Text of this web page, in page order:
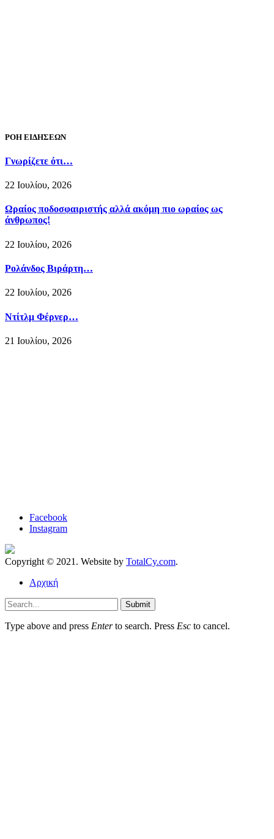
ΡΟΗ ΕΙΔΗΣΕΩΝ
Γνωρίζετε ότι…
22 Ιουλίου, 2026
Ωραίος ποδοσφαιριστής αλλά ακόμη πιο ωραίος ως
άνθρωπος!
22 Ιουλίου, 2026
Ρολάνδος Βιράρτη…
22 Ιουλίου, 2026
Ντίτλμ Φέρνερ…
21 Ιουλίου, 2026
Facebook
Instagram
Copyright © 2021. Website by TotalCy.com.
Αρχική
Submit
Type above and press Enterto search. Press Esc to cancel.